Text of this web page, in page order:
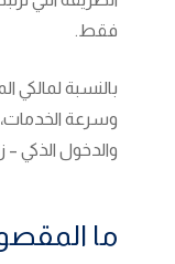
فقط.
بالنسبة لمالكي
وسرعة الخدمات،
والدخول الذكي
ما